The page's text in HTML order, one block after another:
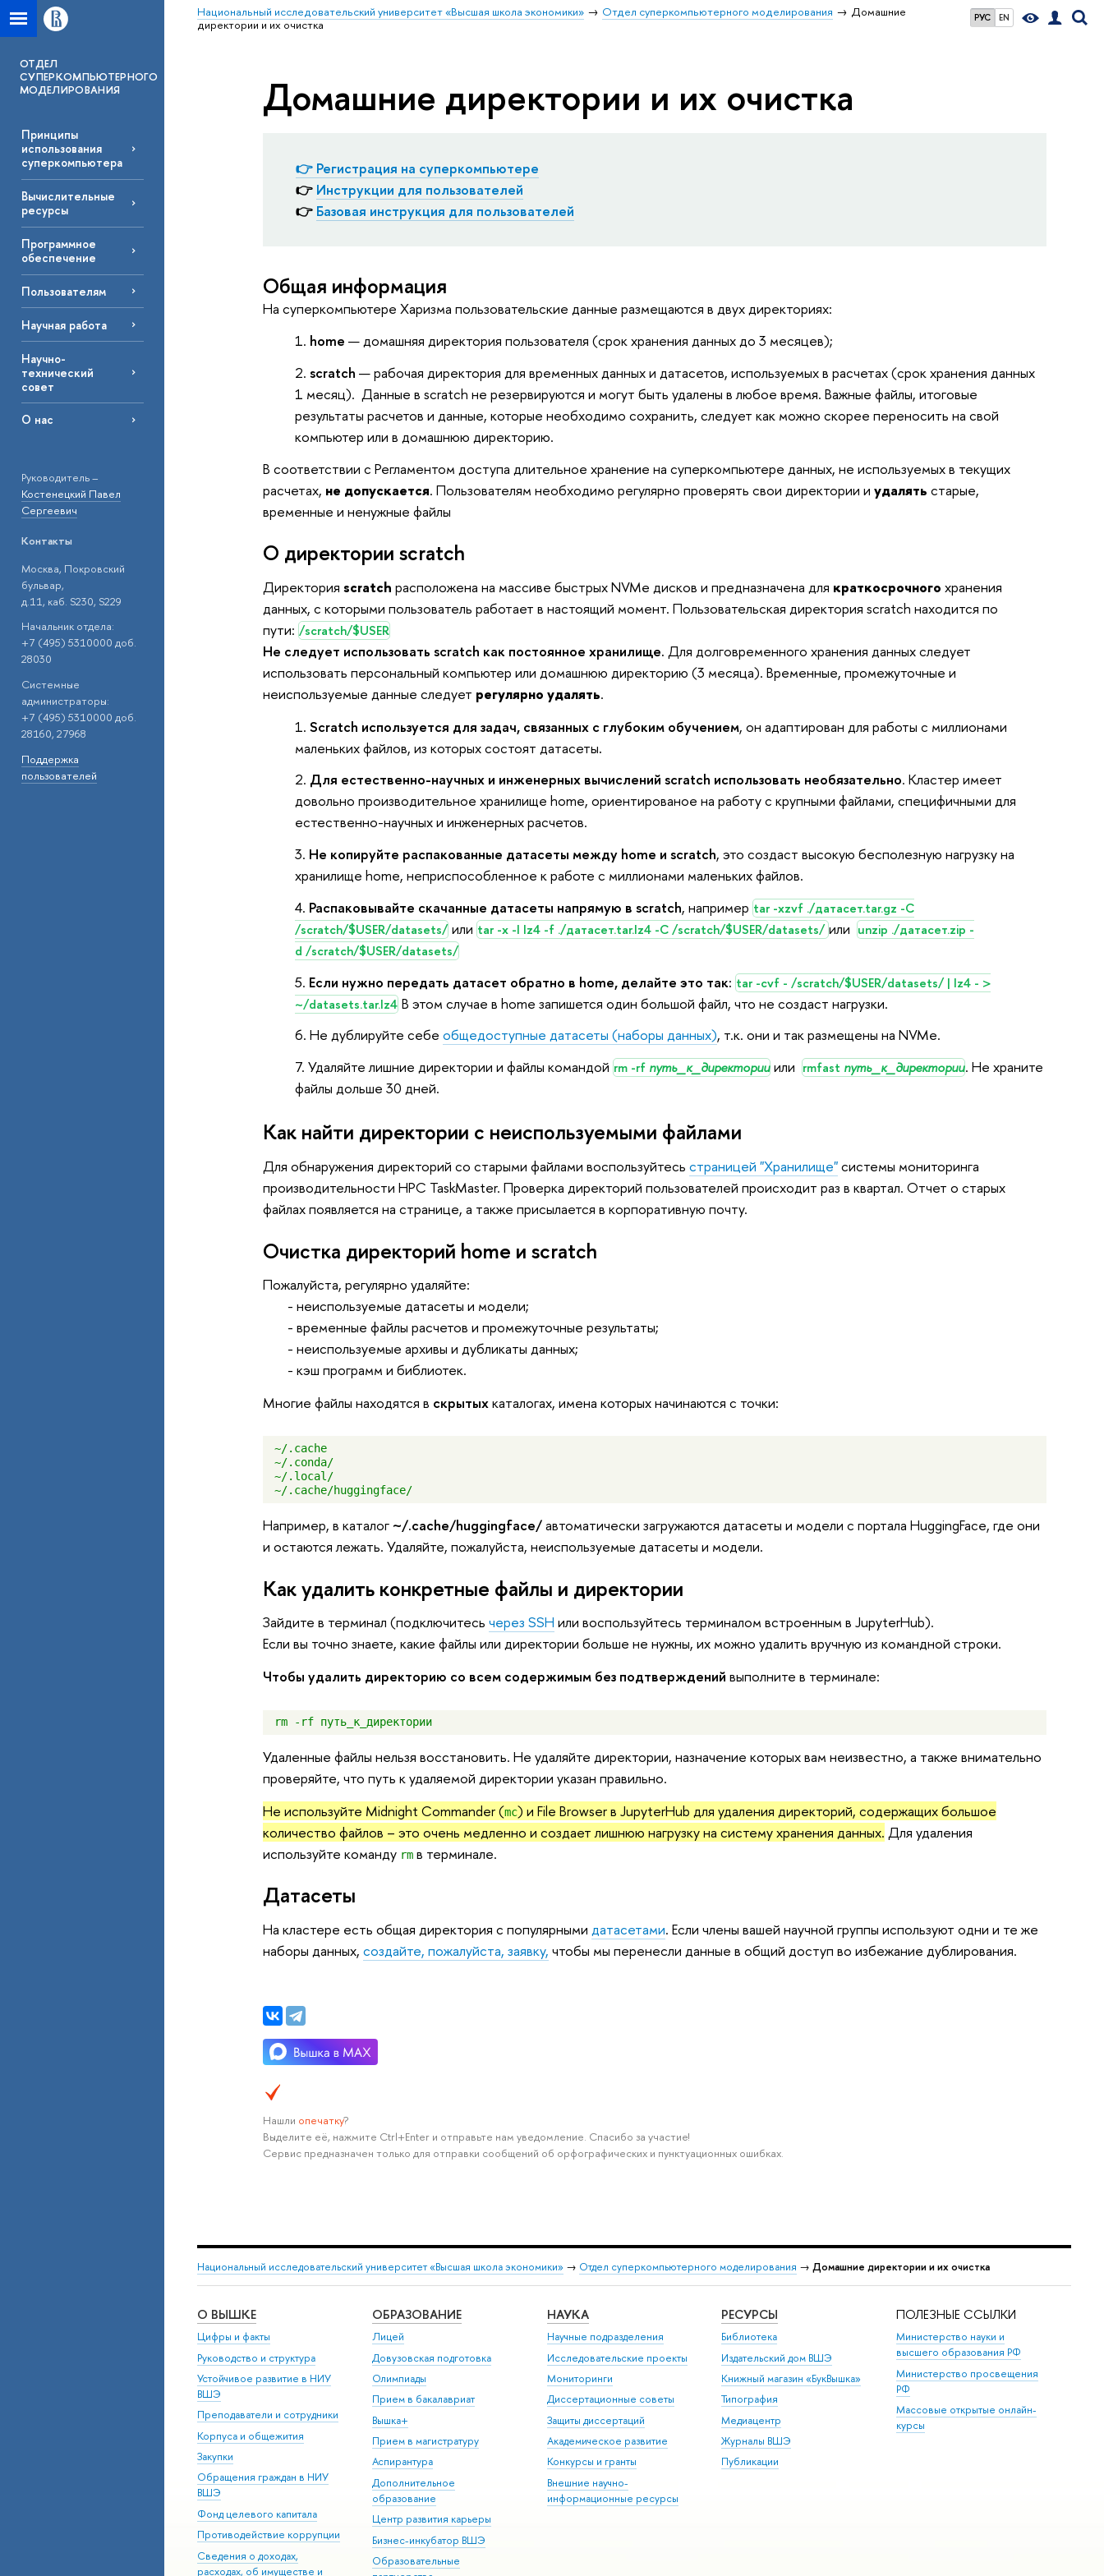
РУС EN
Национальный исследовательский университет «Высшая школа экономики» Отдел суперкомпьютерного моделирования
Домашние
директории и их очистка
ОТДЕЛ
СУПЕРКОМПЬЮТЕРНОГО
МОДЕЛИРОВАНИЯ
Принципы
использования
суперкомпьютера
Вычислительные
ресурсы
Программное
обеспечение
Пользователям
Научная работа
Научно-
технический
совет
О нас
Руководитель –
Костенецкий Павел
Сергеевич
Контакты
Москва, Покровский
бульвар,
д.11, каб. S230, S229
Начальник отдела:
+7 (495) 5310000 доб.
28030
Системные
администраторы:
+7 (495) 5310000 доб.
28160, 27968
Поддержка
пользователей
Домашние директории и их очистка
👉 Регистрация на суперкомпьютере
👉 Инструкции для пользователей
👉 Базовая инструкция для пользователей
Общая информация
На суперкомпьютере Харизма пользовательские данные размещаются в двух директориях:
home — домашняя директория пользователя (срок хранения данных до 3 месяцев);
scratch — рабочая директория для временных данных и датасетов, используемых в расчетах (срок хранения данных
1 месяц). Данные в scratch не резервируются и могут быть удалены в любое время. Важные файлы, итоговые
результаты расчетов и данные, которые необходимо сохранить, следует как можно скорее переносить на свой
компьютер или в домашнюю директорию.
В соответствии с Регламентом доступа длительное хранение на суперкомпьютере данных, не используемых в текущих
расчетах, не допускается. Пользователям необходимо регулярно проверять свои директории и удалять старые,
временные и ненужные файлы
О директории scratch
Директория scratch расположена на массиве быстрых NVMe дисков и предназначена для краткосрочного хранения
данных, с которыми пользователь работает в настоящий момент. Пользовательская директория scratch находится по
пути: /scratch/$USER
Не следует использовать scratch как постоянное хранилище. Для долговременного хранения данных следует
использовать персональный компьютер или домашнюю директорию (3 месяца). Временные, промежуточные и
неиспользуемые данные следует регулярно удалять.
Scratch используется для задач, связанных с глубоким обучением, он адаптирован для работы с миллионами
маленьких файлов, из которых состоят датасеты.
Для естественно-научных и инженерных вычислений scratch использовать необязательно. Кластер имеет
довольно производительное хранилище home, ориентированое на работу с крупными файлами, специфичными для
естественно-научных и инженерных расчетов.
Не копируйте распакованные датасеты между home и scratch, это создаст высокую бесполезную нагрузку на
хранилище home, неприспособленное к работе с миллионами маленьких файлов.
Распаковывайте скачанные датасеты напрямую в scratch, например tar -xzvf ./датасет.tar.gz -C
/scratch/$USER/datasets/или tar -x -I lz4 -f ./датасет.tar.lz4 -C /scratch/$USER/datasets/или unzip ./датасет.zip -
d /scratch/$USER/datasets/
Если нужно передать датасет обратно в home, делайте это так: tar -cvf - /scratch/$USER/datasets/ | lz4 - >
~/datasets.tar.lz4В этом случае в home запишется один большой файл, что не создаст нагрузки.
Не дублируйте себе общедоступные датасеты (наборы данных), т.к. они и так размещены на NVMe.
Удаляйте лишние директории и файлы командой rm -rf путь_к_директорииили rmfast путь_к_директории. Не храните
файлы дольше 30 дней.
Как найти директории с неиспользуемыми файлами
Для обнаружения директорий со старыми файлами воспользуйтесь страницей "Хранилище"системы мониторинга
производительности HPC TaskMaster. Проверка директорий пользователей происходит раз в квартал. Отчет о старых
файлах появляется на странице, а также присылается в корпоративную почту.
Очистка директорий home и scratch
Пожалуйста, регулярно удаляйте:
- неиспользуемые датасеты и модели;
- временные файлы расчетов и промежуточные результаты;
- неиспользуемые архивы и дубликаты данных;
- кэш программ и библиотек.
Многие файлы находятся в скрытыхкаталогах, имена которых начинаются с точки:
~/.cache
~/.conda/
~/.local/
~/.cache/huggingface/
Например, в каталог ~/.cache/huggingface/автоматически загружаются датасеты и модели с портала HuggingFace, где они
и остаются лежать. Удаляйте, пожалуйста, неиспользуемые датасеты и модели.
Как удалить конкретные файлы и директории
Зайдите в терминал (подключитесь через SSH или воспользуйтесь терминалом встроенным в JupyterHub).
Если вы точно знаете, какие файлы или директории больше не нужны, их можно удалить вручную из командной строки.
Чтобы удалить директорию со всем содержимым без подтверждений выполните в терминале:
rm -rf путь_к_директории
Удаленные файлы нельзя восстановить. Не удаляйте директории, назначение которых вам неизвестно, а также внимательно
проверяйте, что путь к удаляемой директории указан правильно.
Не используйте Midnight Commander (mc) и File Browser в JupyterHub для удаления директорий, содержащих большое
количество файлов – это очень медленно и создает лишнюю нагрузку на систему хранения данных. Для удаления
используйте команду rmв терминале.
Датасеты
На кластере есть общая директория с популярными датасетами. Если члены вашей научной группы используют одни и те же
наборы данных, создайте, пожалуйста, заявку, чтобы мы перенесли данные в общий доступ во избежание дублирования.
Нашли опечатку?
Выделите её, нажмите Ctrl+Enter и отправьте нам уведомление. Спасибо за участие!
Сервис предназначен только для отправки сообщений об орфографических и пунктуационных ошибках.
Национальный исследовательский университет «Высшая школа экономики» → Отдел суперкомпьютерного моделирования → Домашние директории и их очистка
О ВЫШКЕ
Цифры и факты
Руководство и структура
Устойчивое развитие в НИУ
ВШЭ
Преподаватели и сотрудники
Корпуса и общежития
Закупки
Обращения граждан в НИУ
ВШЭ
Фонд целевого капитала
Противодействие коррупции
Сведения о доходах,
расходах, об имуществе и
ОБРАЗОВАНИЕ
Лицей
Довузовская подготовка
Олимпиады
Прием в бакалавриат
Вышка+
Прием в магистратуру
Аспирантура
Дополнительное
образование
Центр развития карьеры
Бизнес-инкубатор ВШЭ
Образовательные
НАУКА
Научные подразделения
Исследовательские проекты
Мониторинги
Диссертационные советы
Защиты диссертаций
Академическое развитие
Конкурсы и гранты
Внешние научно-
информационные ресурсы
РЕСУРСЫ
Библиотека
Издательский дом ВШЭ
Книжный магазин «БукВышка»
Типография
Медиацентр
Журналы ВШЭ
Публикации
ПОЛЕЗНЫЕ ССЫЛКИ
Министерство науки и
высшего образования РФ
Министерство просвещения
РФ
Массовые открытые онлайн-
курсы